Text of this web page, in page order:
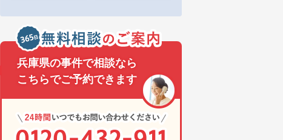
兵庫県の事件で相談なら
こちらでご予約できます